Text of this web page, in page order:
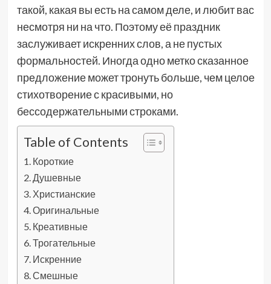
такой, какая вы есть на самом деле, и любит вас
несмотря ни на что. Поэтому её праздник
заслуживает искренних слов, а не пустых
формальностей. Иногда одно метко сказанное
предложение может тронуть больше, чем целое
стихотворение с красивыми, но
бессодержательными строками.
Table of Contents
Короткие
Душевные
Христианские
Оригинальные
Креативные
Трогательные
Искренние
Смешные